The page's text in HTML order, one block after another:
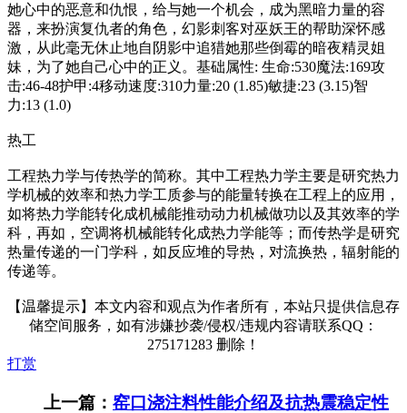
她心中的恶意和仇恨，给与她一个机会，成为黑暗力量的容
器，来扮演复仇者的角色，幻影刺客对巫妖王的帮助深怀感
激，从此毫无休止地自阴影中追猎她那些倒霉的暗夜精灵姐
妹，为了她自己心中的正义。基础属性: 生命:530魔法:169攻
击:46-48护甲:4移动速度:310力量:20 (1.85)敏捷:23 (3.15)智
力:13 (1.0)
热工
工程热力学与传热学的简称。其中工程热力学主要是研究热力
学机械的效率和热力学工质参与的能量转换在工程上的应用，
如将热力学能转化成机械能推动动力机械做功以及其效率的学
科，再如，空调将机械能转化成热力学能等；而传热学是研究
热量传递的一门学科，如反应堆的导热，对流换热，辐射能的
传递等。
【温馨提示】本文内容和观点为作者所有，本站只提供信息存
储空间服务，如有涉嫌抄袭/侵权/违规内容请联系QQ：
275171283 删除！
打赏
上一篇： 窑口浇注料性能介绍及抗热震稳定性